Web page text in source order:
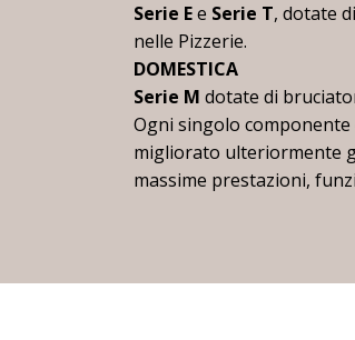
Serie Ee Serie T, dotate
nelle Pizzerie.
DOMESTICA
Serie M dotate di
Ogni singolo
migliorato ulteriormente
massime prestazioni,